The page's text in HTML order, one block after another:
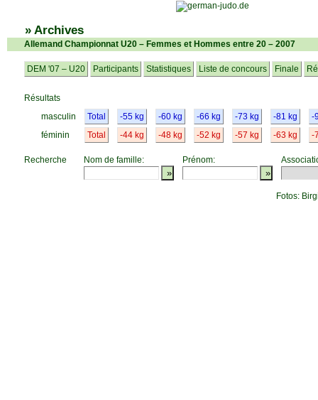
» Archives
Allemand Championnat U20 – Femmes et Hommes entre 20 – 2007
DEM '07 – U20 Participants Statistiques Liste de concours Finale
Résultats
masculin
féminin
Total
Total
-55 kg -60 kg -66 kg -73 kg -81 kg
-
-44 kg
-48 kg -52 kg -57 kg -63 kg -
Recherche Nom de famille: Prénom:
Fotos: